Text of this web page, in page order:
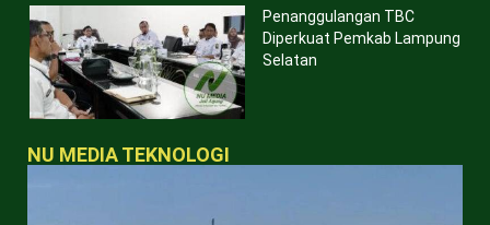
Penanggulangan TBC
Diperkuat Pemkab Lampung
Selatan
NU MEDIA TEKNOLOGI